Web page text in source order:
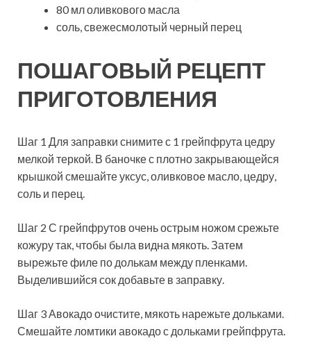
80 мл оливкового масла
соль, свежесмолотый черный перец
ПОШАГОВЫЙ РЕЦЕПТ
ПРИГОТОВЛЕНИЯ
Шаг 1 Для заправки снимите с 1 грейпфрута цедру
мелкой теркой. В баночке с плотно закрывающейся
крышкой смешайте уксус, оливковое масло, цедру,
соль и перец.
Шаг 2 С грейпфрутов очень острым ножом срежьте
кожуру так, чтобы была видна мякоть. Затем
вырежьте филе по долькам между пленками.
Выделившийся сок добавьте в заправку.
Шаг 3 Авокадо очистите, мякоть нарежьте дольками.
Смешайте ломтики авокадо с дольками грейпфрута.